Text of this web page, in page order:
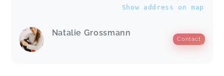
Show address on map
Natalie Grossmann
Contact